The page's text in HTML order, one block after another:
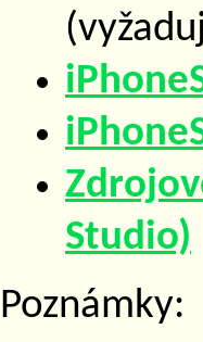
Studio)
Poznámky: